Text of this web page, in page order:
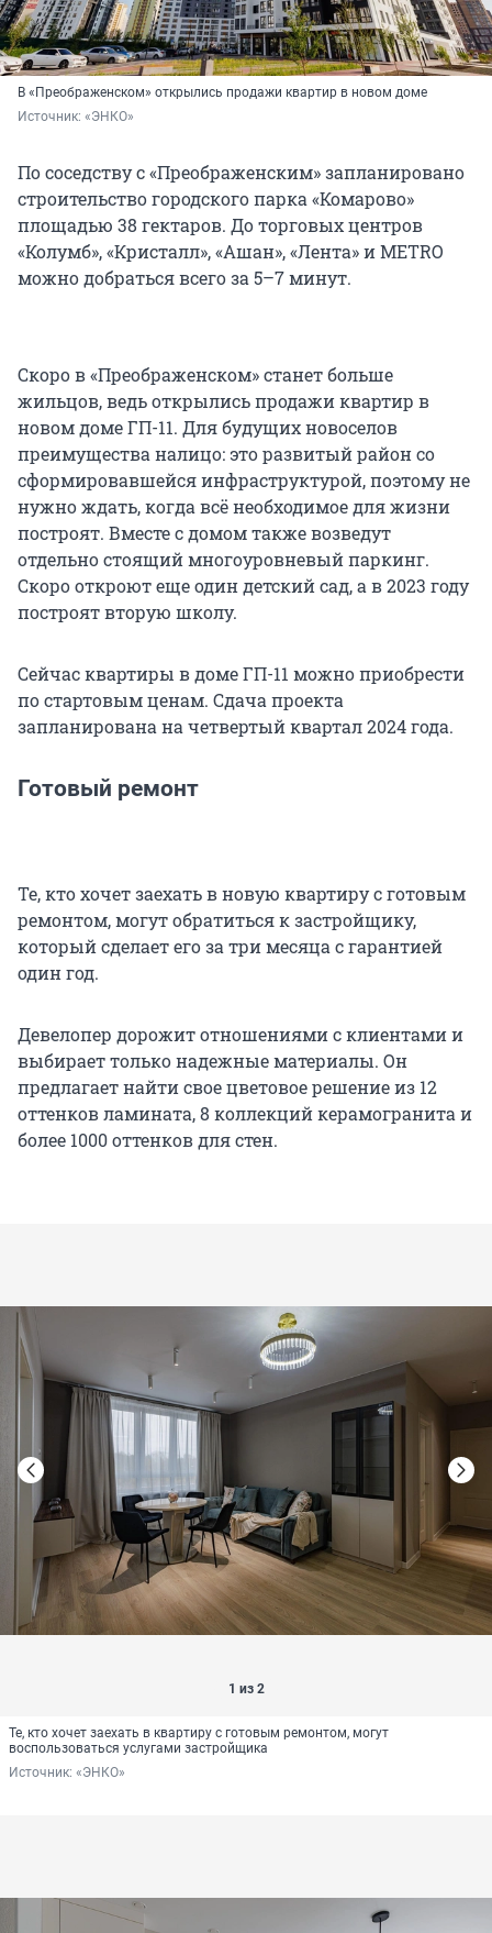
В «Преображенском» открылись продажи квартир в новом доме
Источник: «ЭНКО»
По соседству с «Преображенским» запланировано
строительство городского парка «Комарово»
площадью 38 гектаров. До торговых центров
«Колумб», «Кристалл», «Ашан», «Лента» и METRO
можно добраться всего за 5–7 минут.
Скоро в «Преображенском» станет больше
жильцов, ведь открылись продажи квартир в
новом доме ГП-11. Для будущих новоселов
преимущества налицо: это развитый район со
сформировавшейся инфраструктурой, поэтому не
нужно ждать, когда всё необходимое для жизни
построят. Вместе с домом также возведут
отдельно стоящий многоуровневый паркинг.
Скоро откроют еще один детский сад, а в 2023 году
построят вторую школу.
Сейчас квартиры в доме ГП-11 можно приобрести
по стартовым ценам. Сдача проекта
запланирована на четвертый квартал 2024 года.
Готовый ремонт
Те, кто хочет заехать в новую квартиру с готовым
ремонтом, могут обратиться к застройщику,
который сделает его за три месяца с гарантией
один год.
Девелопер дорожит отношениями с клиентами и
выбирает только надежные материалы. Он
предлагает найти свое цветовое решение из 12
оттенков ламината, 8 коллекций керамогранита и
более 1000 оттенков для стен.
1 из 2
Те, кто хочет заехать в квартиру с готовым ремонтом, могут
воспользоваться услугами застройщика
Источник: «ЭНКО»